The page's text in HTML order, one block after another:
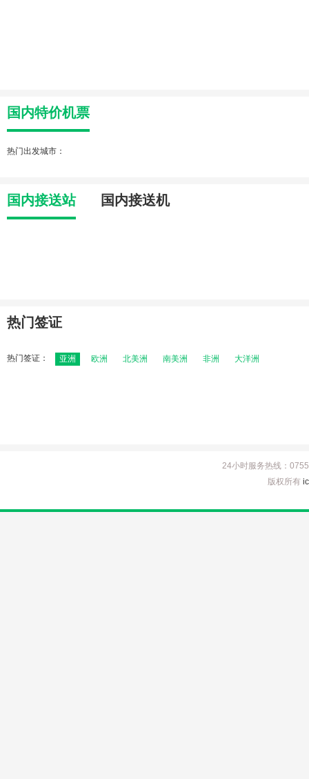
国内特价机票
热门出发城市：
国内接送站 国内接送机
热门签证
热门签证： 亚洲 欧洲 北美洲 南美洲 非洲 大洋洲
24小时服务热线：
版权所有